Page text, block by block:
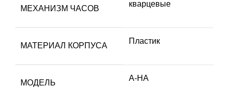
МЕХАНИЗМ ЧАСОВ
кварцевые
МАТЕРИАЛ КОРПУСА
Пластик
МОДЕЛЬ
A-HA